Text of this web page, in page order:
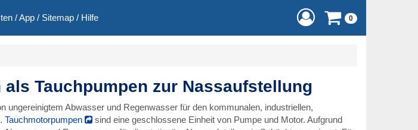
/App / Sitemap / Hilfe 0
Tauchpumpen zur Nassaufstellung
ungereinigtem Abwasser und Regenwasser für den kommunalen, industriellen,
Tauchmotorpumpen
sind eine geschlossene Einheit von Pumpe und Motor. Aufgrund